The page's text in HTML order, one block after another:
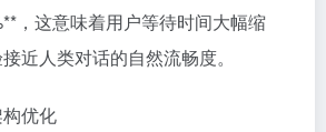
，这意味着用户等待时间大幅缩
近人类对话的自然流畅度。
优化